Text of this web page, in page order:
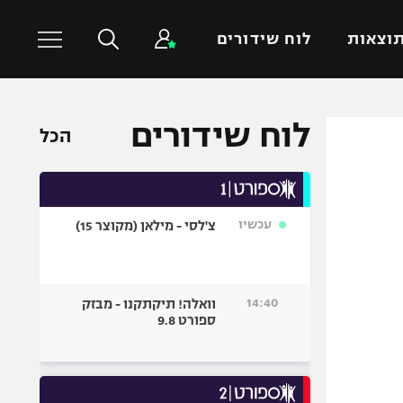
תוצאות לוח שידורים
כדורסל עולמי ענפים נוספים
כדורעף
אגרוף
UFC
היאבקות WWE
לוח שידורים הכל
עכשיו צ'לסי - מילאן (מקוצר 15)
14:40
וואלה! תיקתקנו - מבזק
ספורט 9.8